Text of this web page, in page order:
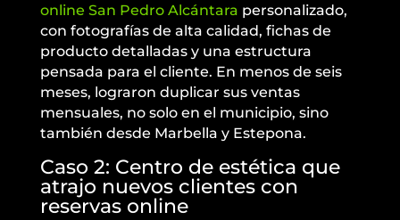
online San Pedro Alcántara personalizado,
con fotografías de alta calidad, fichas de
producto detalladas y una estructura
pensada para el cliente. En menos de seis
meses, lograron duplicar sus ventas
mensuales, no solo en el municipio, sino
también desde Marbella y Estepona.
Caso 2: Centro de estética que
atrajo nuevos clientes con
reservas online